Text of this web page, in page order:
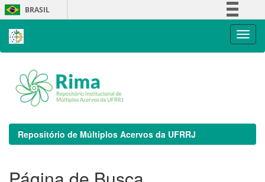
Skip
navigation
BRASIL
Repositório de Múltiplos Acervos da UFRRJ